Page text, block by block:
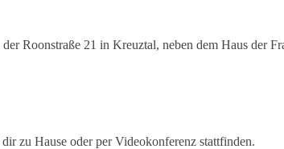
Roonstraße 21 in Kreuztal, neben dem Haus der
zu Hause oder per Videokonferenz stattfinden.